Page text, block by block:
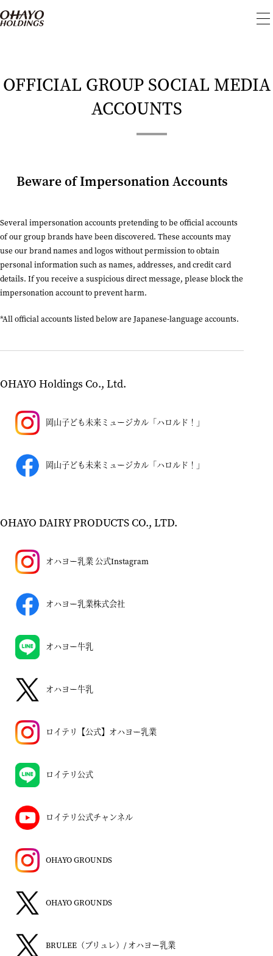
OFFICIAL GROUP SOCIAL MEDIA
ACCOUNTS
Beware of Impersonation Accounts
Several impersonation accounts pretending to be official accounts
of our group brands have been discovered. These accounts may
use our brand names and logos without permission to obtain
personal information such as names, addresses, and credit card
details. If you receive a suspicious direct message, please block the
impersonation account to prevent harm.
*All official accounts listed below are Japanese-language accounts.
OHAYO Holdings Co., Ltd.
岡山子ども未来ミュージカル「ハロルド！」
岡山子ども未来ミュージカル「ハロルド！」
OHAYO DAIRY PRODUCTS CO., LTD.
オハヨー乳業 公式Instagram
オハヨー乳業株式会社
オハヨー牛乳
オハヨー牛乳
ロイテリ【公式】オハヨー乳業
ロイテリ公式
ロイテリ公式チャンネル
OHAYO GROUNDS
OHAYO GROUNDS
BRULEE（ブリュレ）/ オハヨー乳業